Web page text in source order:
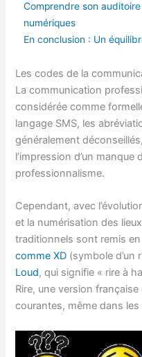
Comprendre son
numériques
En conclusion : Un
Les codes de la
La communication
considérée comme
langage SMS, les
généralement
l’impression d’un manque
professionnalisme.
Cependant, avec
et la numérisation des
traditionnels sont remis
comme XD (symbole d’un
Loud, qui signifie « rire à
Rire, une version
courantes, même dans les